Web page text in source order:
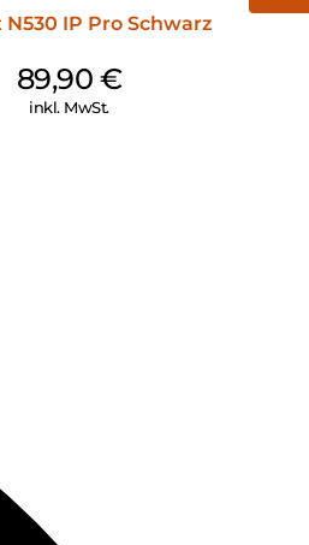
N530 IP Pro Schwarz
89,90 €
inkl. MwSt.